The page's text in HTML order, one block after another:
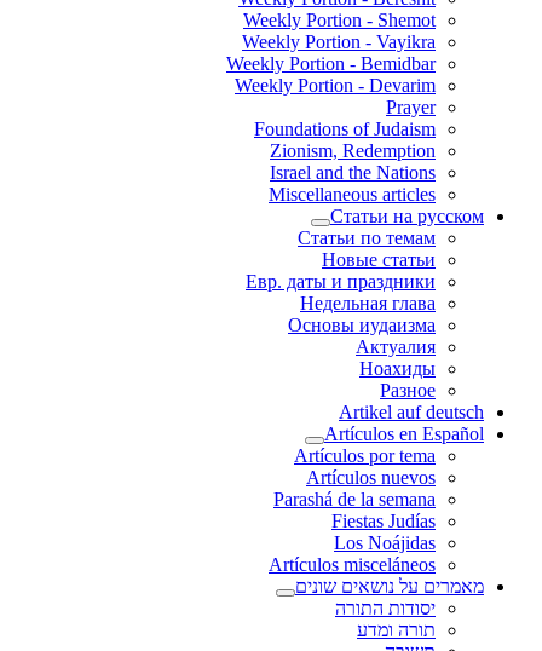
Weekly Portion - Shemot
Weekly Portion - Vayikra
Weekly Portion - Bemidbar
Weekly Portion - Devarim
Prayer
Foundations of Judaism
Zionism, Redemption
Israel and the Nations
Miscellaneous articles
Статьи на русском
Статьи по темам
Новые статьи
Евр. даты и праздники
Недельная глава
Основы иудаизма
Актуалия
Ноахиды
Разное
Artikel auf deutsch
Artículos en Español
Artículos por tema
Artículos nuevos
Parashá de la semana
Fiestas Judías
Los Noájidas
Artículos misceláneos
מאמרים על נושאים שונים
יסודות התורה
תורה ומדע